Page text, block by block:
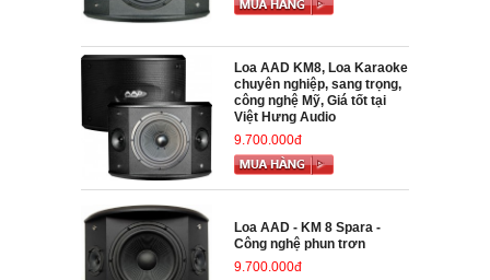
Loa AAD KM8, Loa Karaoke
chuyên nghiệp, sang trọng,
công nghệ Mỹ, Giá tốt tại
Việt Hưng Audio
9.700.000đ
Loa AAD - KM 8 Spara -
Công nghệ phun trơn
9.700.000đ